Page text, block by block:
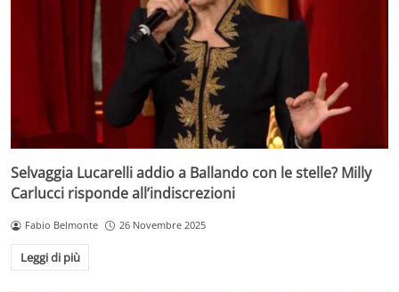
Selvaggia Lucarelli addio a Ballando con le stelle? Milly
Carlucci risponde all’indiscrezioni
Fabio Belmonte 26 Novembre 2025
Leggi di più